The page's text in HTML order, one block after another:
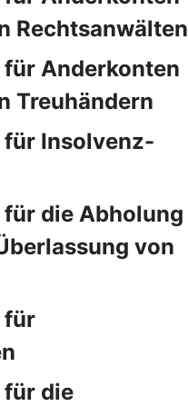
Rechtsanwälten
Anderkonten
Treuhändern
Insolvenz-
die Abholung
von
für
für die